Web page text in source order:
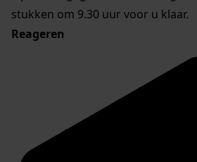
stukken om 9.30 uur voor u klaar.
Reageren